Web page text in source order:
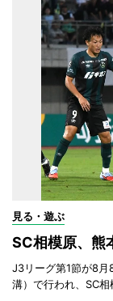
見る・遊ぶ
SC相模原、
J3リーグ第1節が8月
溝）で行われ、SC